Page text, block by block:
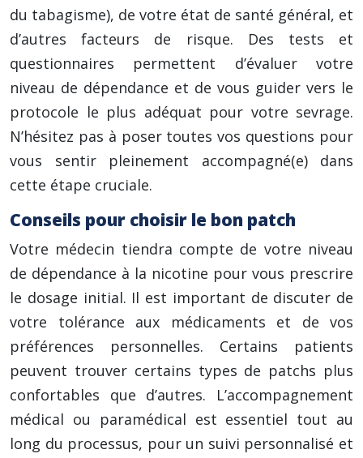
du tabagisme), de votre état de santé général, et
d’autres facteurs de risque. Des tests et
questionnaires permettent d’évaluer votre
niveau de dépendance et de vous guider vers le
protocole le plus adéquat pour votre sevrage.
N’hésitez pas à poser toutes vos questions pour
vous sentir pleinement accompagné(e) dans
cette étape cruciale.
Conseils pour choisir le bon patch
Votre médecin tiendra compte de votre niveau
de dépendance à la nicotine pour vous prescrire
le dosage initial. Il est important de discuter de
votre tolérance aux médicaments et de vos
préférences personnelles. Certains patients
peuvent trouver certains types de patchs plus
confortables que d’autres. L’accompagnement
médical ou paramédical est essentiel tout au
long du processus, pour un suivi personnalisé et